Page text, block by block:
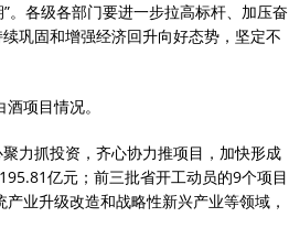
。各级各部门要进一步拉高标杆、加压奋
巩固和增强经济回升向好态势，坚定不
项目情况。
力抓投资，齐心协力推项目，加快形成
亿元；前三批省开工动员的9个项目
业升级改造和战略性新兴产业等领域，